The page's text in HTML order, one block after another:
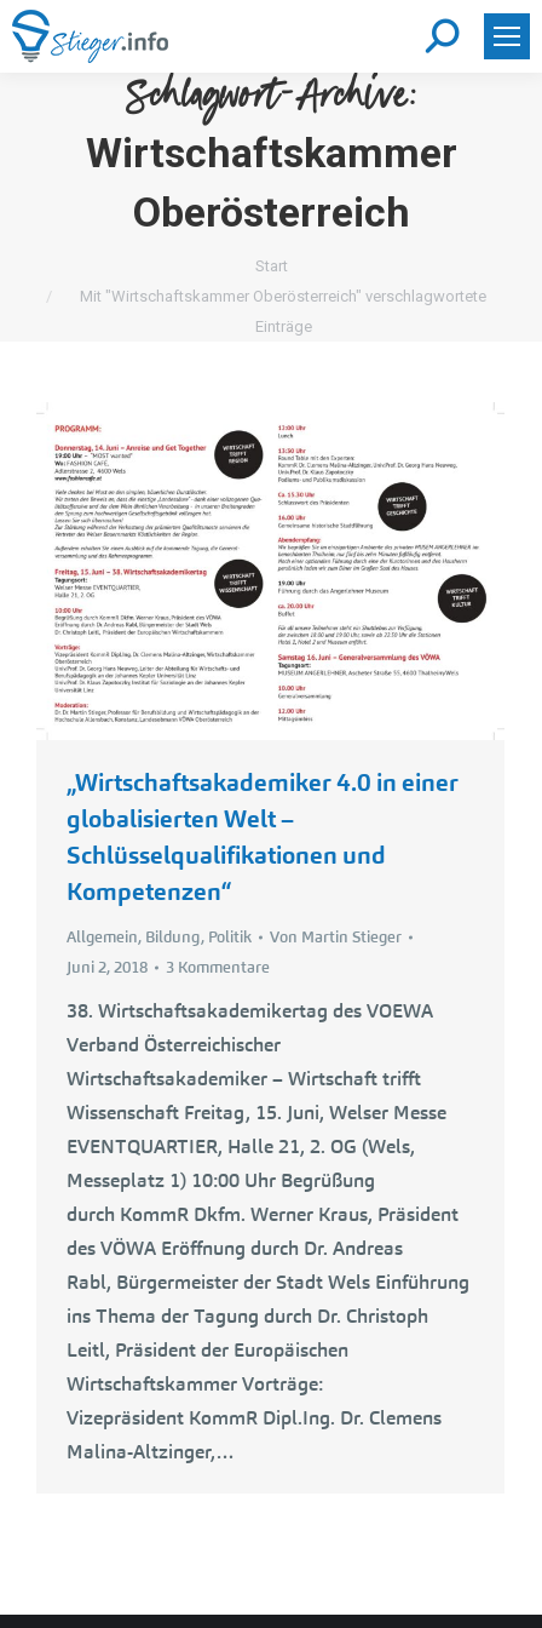
Search:
Schlagwort-Archive:
Wirtschaftskammer
Oberösterreich
Start
Mit "Wirtschaftskammer Oberösterreich" verschlagwortete
Einträge
„Wirtschaftsakademiker 4.0 in einer
globalisierten Welt –
Schlüsselqualifikationen und
Kompetenzen“
Allgemein, Bildung, Politik Von Martin Stieger
Juni 2, 2018
3 Kommentare
38. Wirtschaftsakademikertag des VOEWA
Verband Österreichischer
Wirtschaftsakademiker – Wirtschaft trifft
Wissenschaft Freitag, 15. Juni, Welser Messe
EVENTQUARTIER, Halle 21, 2. OG (Wels,
Messeplatz 1) 10:00 Uhr Begrüßung
durch KommR Dkfm. Werner Kraus, Präsident
des VÖWA Eröffnung durch Dr. Andreas
Rabl, Bürgermeister der Stadt Wels Einführung
ins Thema der Tagung durch Dr. Christoph
Leitl, Präsident der Europäischen
Wirtschaftskammer Vorträge:
Vizepräsident KommR Dipl.Ing. Dr. Clemens
Malina-Altzinger,…